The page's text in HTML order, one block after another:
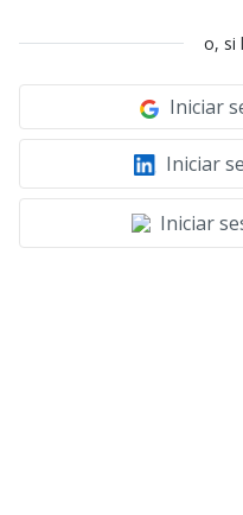
o, si
Iniciar
Iniciar
Iniciar